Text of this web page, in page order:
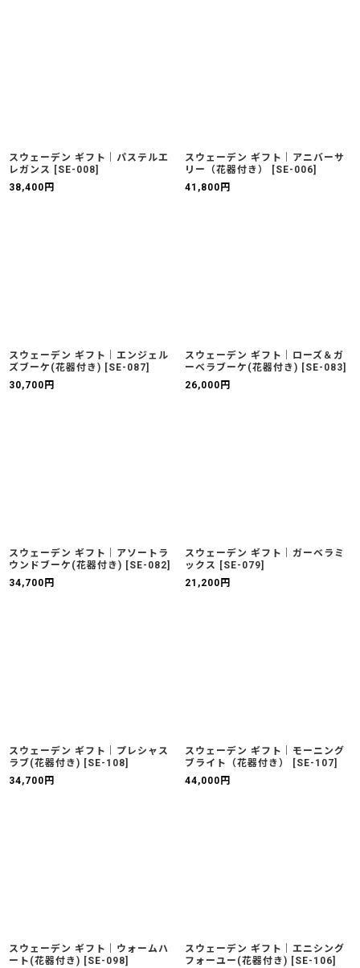
スウェーデン ギフト｜パステルエ
レガンス
[SE-008]
38,400 円
スウェーデン ギフト｜アニバーサ
リー（花器付き）
[SE-006]
41,800 円
スウェーデン ギフト｜エンジェル
ズブーケ(花器付き) [SE-087]
30,700 円
スウェーデン ギフト｜ローズ＆ガ
ーベラブーケ(花器付き) [SE-083]
26,000 円
スウェーデン ギフト｜アソートラ
ウンドブーケ(花器付き) [SE-082]
34,700 円
スウェーデン ギフト｜ガーベラミ
ックス
[SE-079]
21,200 円
スウェーデン ギフト｜プレシャス
ラブ(花器付き) [SE-108]
34,700 円
スウェーデン ギフト｜モーニング
ブライト（花器付き）
[SE-107]
44,000 円
スウェーデン ギフト｜ウォームハ
ート(花器付き) [SE-098]
スウェーデン ギフト｜エニシング
フォーユー(花器付き) [SE-106]